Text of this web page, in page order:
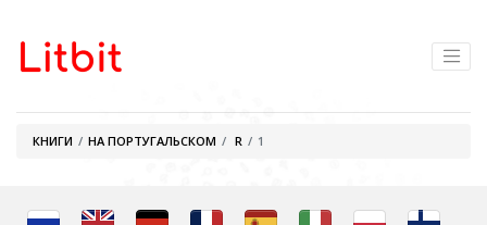
КНИГИ НА ПОРТУГАЛЬСКОМ R 1